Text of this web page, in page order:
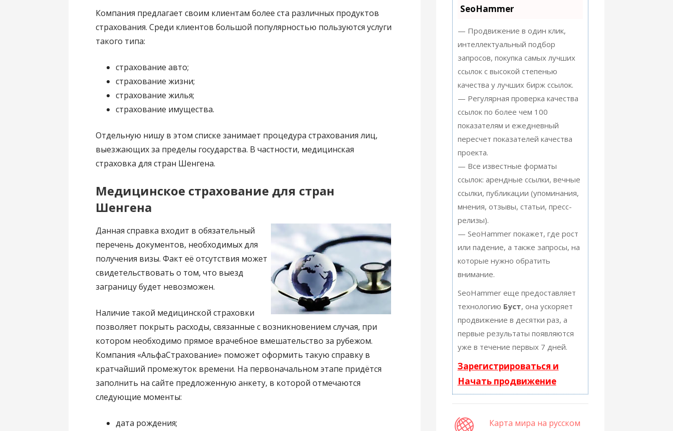
Компания предлагает своим клиентам более ста различных продуктов
страхования. Среди клиентов большой популярностью пользуются услуги
такого типа:
страхование авто;
страхование жизни;
страхование жилья;
страхование имущества.
Отдельную нишу в этом списке занимает процедура страхования лиц,
выезжающих за пределы государства. В частности, медицинская
страховка для стран Шенгена.
Медицинское страхование для стран
Шенгена
Данная справка входит в обязательный
перечень документов, необходимых для
получения визы. Факт её отсутствия может
свидетельствовать о том, что выезд
заграницу будет невозможен.
Наличие такой медицинской страховки
позволяет покрыть расходы, связанные с возникновением случая, при
котором необходимо прямое врачебное вмешательство за рубежом.
Компания «АльфаСтрахование» поможет оформить такую справку в
кратчайший промежуток времени. На первоначальном этапе придётся
заполнить на сайте предложенную анкету, в которой отмечаются
следующие моменты:
дата рождения;
SeoHammer
— Продвижение в один клик,
интеллектуальный подбор
запросов, покупка самых лучших
ссылок с высокой степенью
качества у лучших бирж ссылок.
— Регулярная проверка качества
ссылок по более чем 100
показателям и ежедневный
пересчет показателей качества
проекта.
— Все известные форматы
ссылок: арендные ссылки, вечные
ссылки, публикации (упоминания,
мнения, отзывы, статьи, пресс-
релизы).
— SeoHammer покажет, где рост
или падение, а также запросы, на
которые нужно обратить
внимание.
SeoHammer еще предоставляет
технологию Буст, она ускоряет
продвижение в десятки раз, а
первые результаты появляются
уже в течение первых 7 дней.
Зарегистрироваться и
Начать продвижение
Карта мира на русском